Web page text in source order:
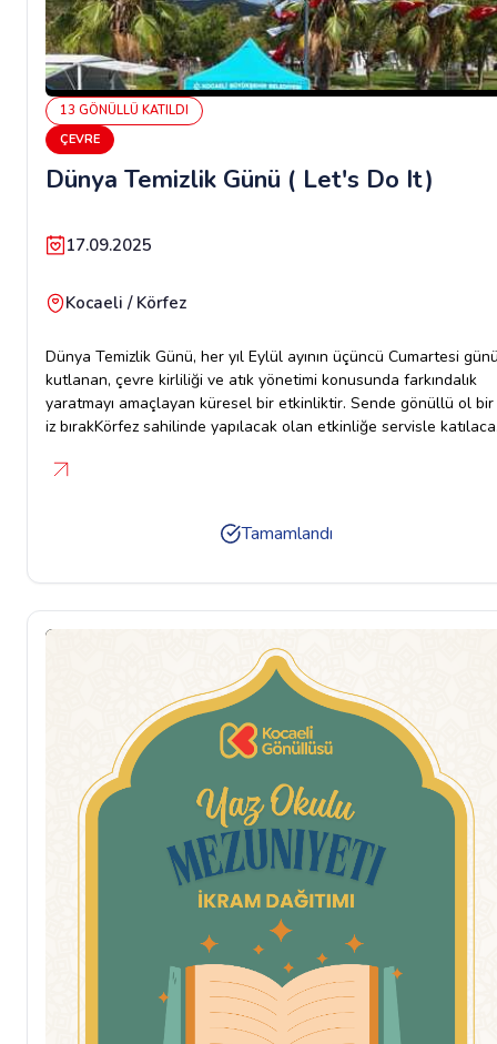
13 GÖNÜLLÜ KATILDI
ÇEVRE
Dünya Temizlik Günü ( Let's Do It)
17.09.2025
Kocaeli / Körfez
Dünya Temizlik Günü, her yıl Eylül ayının üçüncü Cumartesi
kutlanan, çevre kirliliği ve atık yönetimi konusunda farkındalık
yaratmayı amaçlayan küresel bir etkinliktir. Sende gönüllü ol bir
iz bırakKörfez sahilinde yapılacak olan etkinliğe servisle
İzmit N-City otoparkı-https://kocaeli.link/ANTK
Tamamlandı